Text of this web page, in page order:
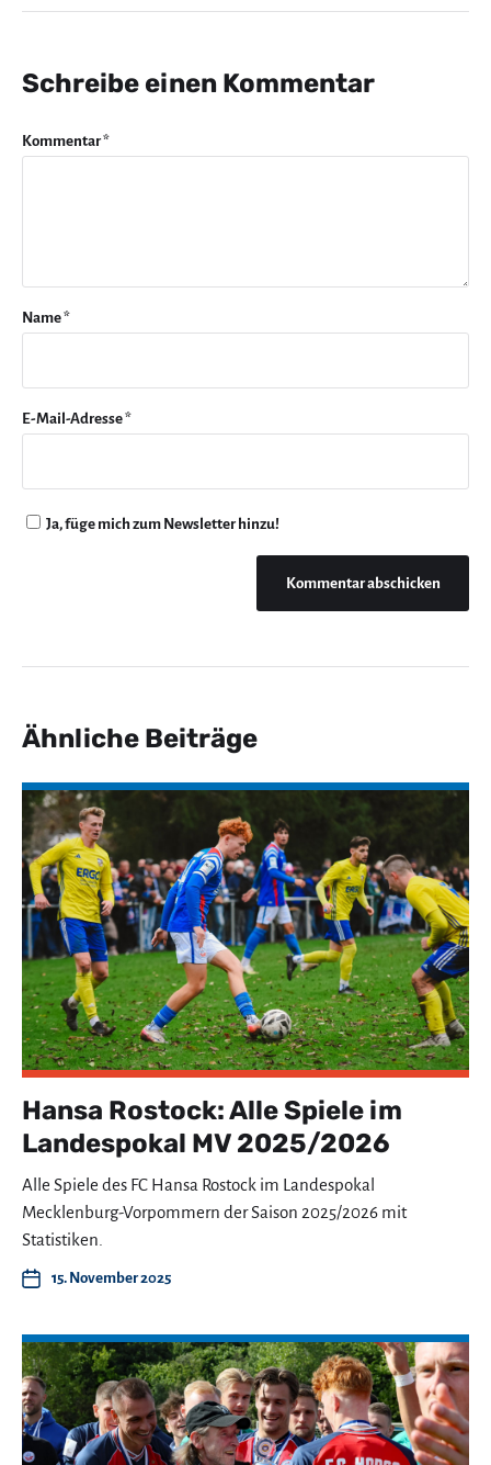
Schreibe einen Kommentar
Kommentar*
Name*
E-Mail-Adresse*
Ja, füge mich zum Newsletter hinzu!
Ähnliche Beiträge
Hansa Rostock: Alle Spiele im
Landespokal MV 2025/2026
Alle Spiele des FC Hansa Rostock im Landespokal
Mecklenburg-Vorpommern der Saison 2025/2026 mit
Statistiken.
15. November 2025